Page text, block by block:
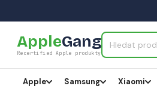
AppleGang
Recertified Apple produkty
Apple Samsung Xiaomi